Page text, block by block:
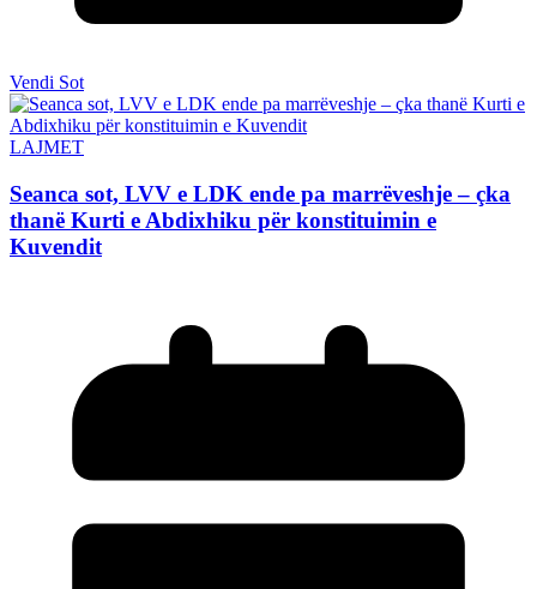
Vendi Sot
LAJMET
Seanca sot, LVV e LDK ende pa marrëveshje – çka
thanë Kurti e Abdixhiku për konstituimin e
Kuvendit